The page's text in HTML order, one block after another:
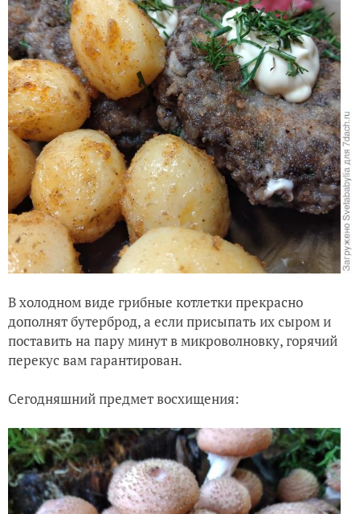
В холодном виде грибные котлетки прекрасно
дополнят бутерброд, а если присыпать их сыром и
поставить на пару минут в микроволновку, горячий
перекус вам гарантирован.
Сегодняшний предмет восхищения: